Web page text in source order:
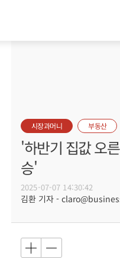
시장과머니 부동산
'하반기 집값 오
승'
2025-07-07 14:30:42
김환 기자 -